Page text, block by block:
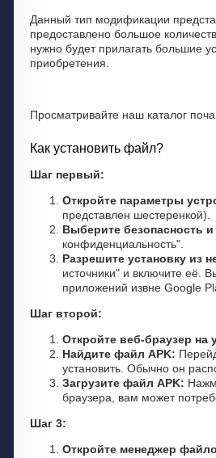
Данный тип модификации
предоставлено большое
нужно будет прилагать большие
приобретения.
Просматривайте наш каталог
Как установить файл?
Шаг первый:
Откройте параметры
представлен шестеренкой).
Выберите безопасность
конфиденциальность".
Разрешите установку из
источники" и включите её.
приложений извне Google
Шаг второй:
Откройте веб-браузер на
Найдите файл APK:
установить. Обычно он
Загрузите файл APK:
браузера, вам может
Шаг 3:
Откройте менеджер